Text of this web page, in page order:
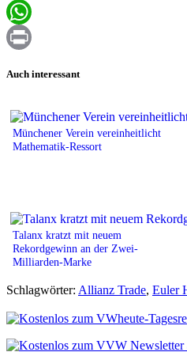
Email
WhatsApp
Auch interessant
Münchener Verein vereinheitlicht
Mathematik-Ressort
Talanx kratzt mit neuem
Rekordgewinn an der Zwei-
Milliarden-Marke
Schlagwörter: Allianz Trade, Euler